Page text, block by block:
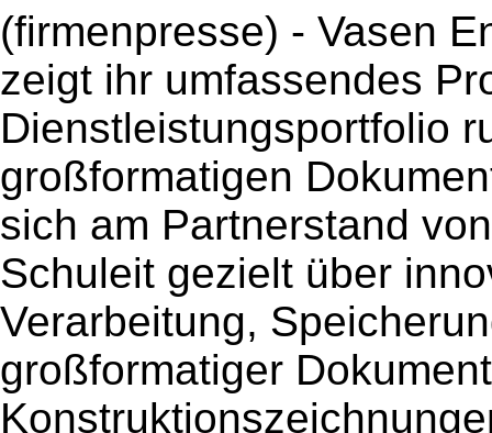
(firmenpresse) - Vasen
zeigt ihr umfassendes
Dienstleistungsportfolio
großformatigen
sich am Partnerstand
Schuleit gezielt über
Verarbeitung,
großformatiger